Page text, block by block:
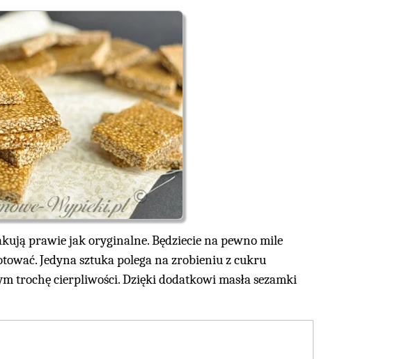
prawie jak oryginalne. Będziecie na pewno mile
Jedyna sztuka polega na zrobieniu z cukru
trochę cierpliwości. Dzięki dodatkowi masła sezamki